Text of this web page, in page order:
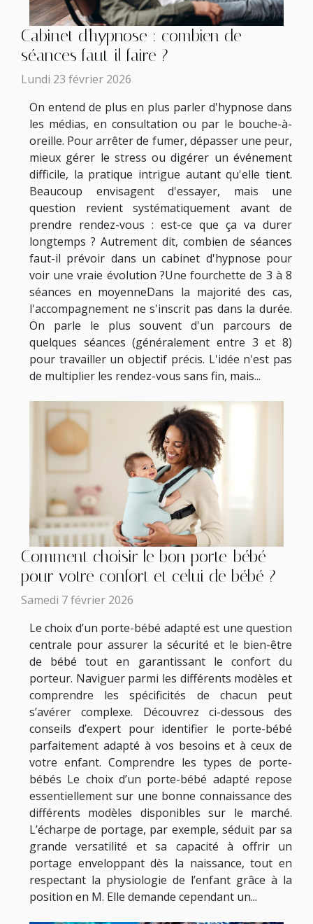
Cabinet d'hypnose : combien de
séances faut-il faire ?
Lundi 23 février 2026
On entend de plus en plus parler d'hypnose dans
les médias, en consultation ou par le bouche-à-
oreille. Pour arrêter de fumer, dépasser une peur,
mieux gérer le stress ou digérer un événement
difficile, la pratique intrigue autant qu'elle tient.
Beaucoup envisagent d'essayer, mais une
question revient systématiquement avant de
prendre rendez-vous : est-ce que ça va durer
longtemps ? Autrement dit, combien de séances
faut-il prévoir dans un cabinet d'hypnose pour
voir une vraie évolution ?Une fourchette de 3 à 8
séances en moyenneDans la majorité des cas,
l'accompagnement ne s'inscrit pas dans la durée.
On parle le plus souvent d'un parcours de
quelques séances (généralement entre 3 et 8)
pour travailler un objectif précis. L'idée n'est pas
de multiplier les rendez-vous sans fin, mais...
Comment choisir le bon porte-bébé
pour votre confort et celui de bébé ?
Samedi 7 février 2026
Le choix d’un porte-bébé adapté est une question
centrale pour assurer la sécurité et le bien-être
de bébé tout en garantissant le confort du
porteur. Naviguer parmi les différents modèles et
comprendre les spécificités de chacun peut
s’avérer complexe. Découvrez ci-dessous des
conseils d’expert pour identifier le porte-bébé
parfaitement adapté à vos besoins et à ceux de
votre enfant. Comprendre les types de porte-
bébés Le choix d’un porte-bébé adapté repose
essentiellement sur une bonne connaissance des
différents modèles disponibles sur le marché.
L’écharpe de portage, par exemple, séduit par sa
grande versatilité et sa capacité à offrir un
portage enveloppant dès la naissance, tout en
respectant la physiologie de l’enfant grâce à la
position en M. Elle demande cependant un...